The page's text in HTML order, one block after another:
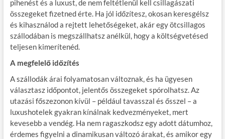
pihenést és a luxust, de nem feltétlenül kell csillagászati
összegeket fizetned érte. Ha jól időzítesz, okosan keresgélsz
és kihasználod a rejtett lehetőségeket, akár egy ötcsillagos
szállodában is megszállhatsz anélkül, hogy a költségvetésed
teljesen kimerítenéd.
A megfelelő időzítés
A szállodák árai folyamatosan változnak, és ha ügyesen
választasz időpontot, jelentős összegeket spórolhatsz. Az
utazási főszezonon kívül – például tavasszal és ősszel – a
luxushotelek gyakran kínálnak kedvezményeket, mert
kevesebb a vendég. Ha nem ragaszkodsz egy adott dátumhoz,
érdemes figyelni a dinamikusan változó árakat, és amikor egy